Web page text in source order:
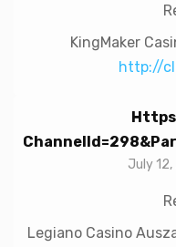
KingMaker
http://
July
Legiano Casino